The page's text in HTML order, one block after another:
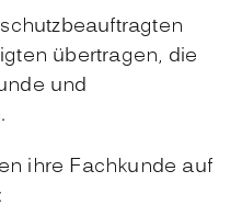
übertragen, die
und
ihre Fachkunde auf